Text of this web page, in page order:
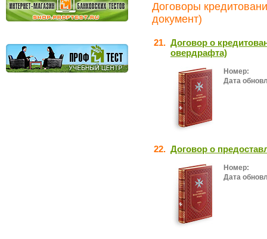
Договоры
документ)
21. Договор о
овердрафта)
Номер:
Дата
22. Договор о
Номер:
Дата